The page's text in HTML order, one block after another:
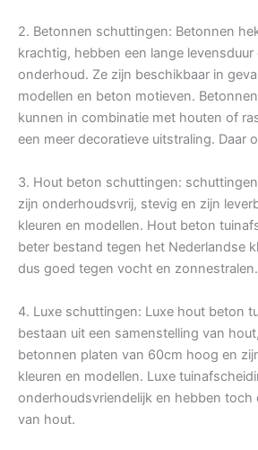
2. Betonnen schuttingen: Betonnen
krachtig, hebben een lange
onderhoud. Ze zijn beschikbaar in
modellen en beton motieven.
kunnen in combinatie met houten of
een meer decoratieve uitstraling. Daar
3. Hout beton schuttingen:
zijn onderhoudsvrij, stevig en zijn
kleuren en modellen. Hout beton
beter bestand tegen het Nederlandse
dus goed tegen vocht en zonnestralen.
4. Luxe schuttingen: Luxe hout beton
bestaan uit een samenstelling van
betonnen platen van 60cm hoog en
kleuren en modellen. Luxe
onderhoudsvriendelijk en hebben toch
van hout.